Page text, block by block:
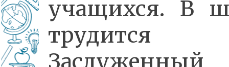
учащихся. В
трудится
Заслуженный